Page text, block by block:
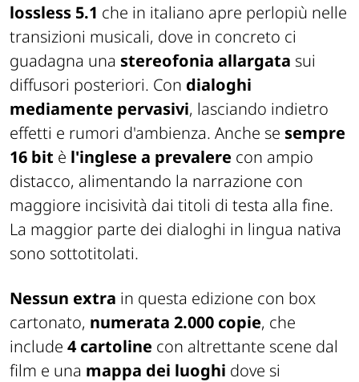
lossless 5.1 che in italiano apre perlopiù nelle
transizioni musicali, dove in concreto ci
guadagna una stereofonia allargata sui
diffusori posteriori. Con dialoghi
mediamente pervasivi, lasciando indietro
effetti e rumori d'ambienza. Anche se sempre
16 bit è l'inglese a prevalere con ampio
distacco, alimentando la narrazione con
maggiore incisività dai titoli di testa alla fine.
La maggior parte dei dialoghi in lingua nativa
sono sottotitolati.
Nessun extra in questa edizione con box
cartonato, numerata 2.000 copie, che
include 4 cartoline con altrettante scene dal
film e una mappa dei luoghi dove si